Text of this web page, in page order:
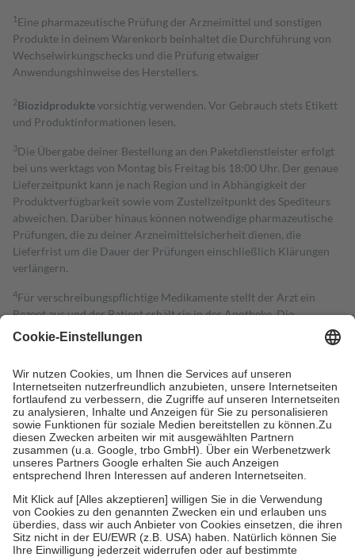
1 Eine pharmazeutische Prüfung der Arzneimittel und sonstigen
Produkte in deinem Warenkorb beinhaltet die Durchführung von
Wechselwirkungschecks und die Prüfung etwaiger
Anwendungshinweise des Herstellers.
2Biozidproduktevorsichtig verwenden. Vor Gebrauch stets Etikett
und Produktinformationen lesen.
3Die Übergabe deiner Bestellung an den Paketdienstleister erfolgt
bei uns werktags von Montag bis Freitag bis 18:00 Uhr. Der genaue
Lieferzeitpunkt kann je nach Region und in Abhängigkeit der
Produktverfügbarkeit sowie vom Zustellzeitpunkt des Spediteurs
abweichen. Darüber hinaus können notwendige pharmazeutische
Prüfungen, die zu deiner Arzneimittelsicherheit dienen, die
Lieferfrist um die Dauer der Prüfungen einschließlich Klärungen
verlängern.
4Für verschreibungspflichtige Medikamente stellt der Arzt ein
Rezept aus und der Patient erhält sie in der Apotheke. Die
gesetzliche Krankenversicherung übernimmt in der Regel die
Kosten dafür, der Versicherte trägt einen Teil davon als Zuzahlung
Grundsätzlich leisten Mitglieder Zuzahlungen in Höhe von zehn
Prozent des Abgabepreises,mindestens jedochfünf Euround
höchstens zehn Euro.Es sind jedoch nie mehr als die tatsächlichen
Kosten der Leistung zu entrichten.
Diese Regeln gelten grundsätzlich auch für Online-Apotheken.
Bei Heilmitteln und häuslicher Krankenpflege beträgt die
Zuzahlung zehn Prozent der Kosten sowie zehn Euro je
Verordnung.
Um das Engagement der Versicherten für ihre eigene Gesundheit zu
stärken und die besondere Stellung der Familie zu unterstützen,
fallenkeine Zuzahlungenan bei: